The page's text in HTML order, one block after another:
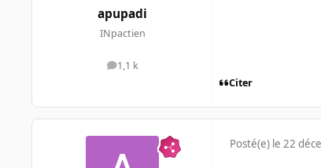
apupadi
INpactien
1,1 k
messages
Citer
Posté(e) le 22